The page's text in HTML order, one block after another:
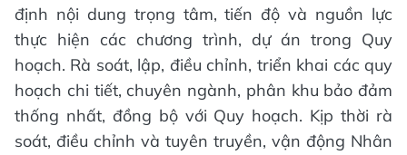
định nội dung trọng tâm, tiến độ và nguồn lực
thực hiện các chương trình, dự án trong Quy
hoạch. Rà soát, lập, điều chỉnh, triển khai các quy
hoạch chi tiết, chuyên ngành, phân khu bảo đảm
thống nhất, đồng bộ với Quy hoạch. Kịp thời rà
soát, điều chỉnh và tuyên truyền, vận động Nhân